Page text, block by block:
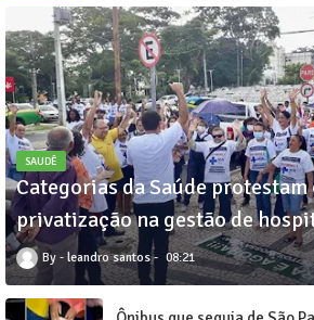
SAUDÊ
Categorias da Saúde
privatização na gestão de
leandro santos 08:21